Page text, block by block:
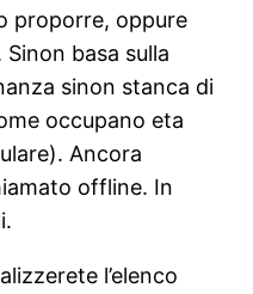
proporre, oppure
basa sulla
sinon stanca di
occupano eta
Ancora
offline. In
l’elenco